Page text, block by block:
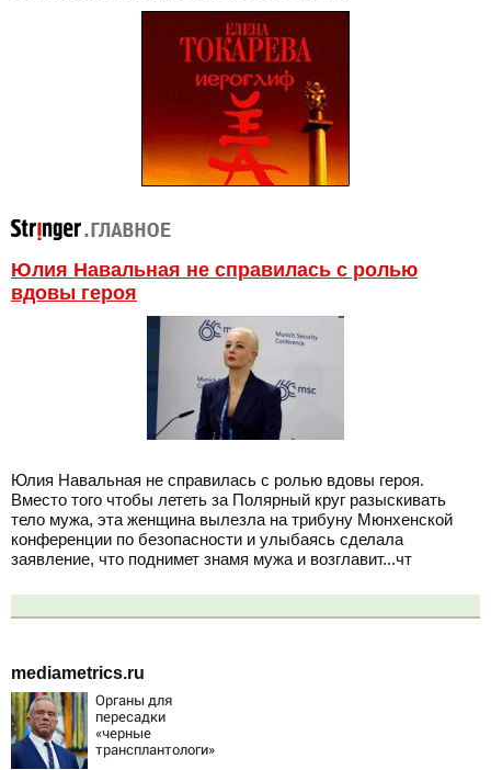
Юлия Навальная не справилась с ролью
вдовы героя
Юлия Навальная не справилась с ролью вдовы героя.
Вместо того чтобы лететь за Полярный круг разыскивать
тело мужа, эта женщина вылезла на трибуну Мюнхенской
конференции по безопасности и улыбаясь сделала
заявление, что поднимет знамя мужа и возглавит...чт
mediametrics.ru
Органы для
пересадки
«черные
трансплантологи»